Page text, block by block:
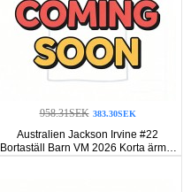
958.31SEK 383.30SEK
Australien Jackson Irvine #22
Bortaställ Barn VM 2026 Korta ärmar
(+ Korta byxor)